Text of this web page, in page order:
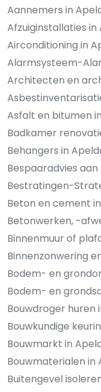
Aannemers in
Afzuiginstallaties in
Airconditioning in
Alarmsysteem-
Architecten en
Asfalt en bitumen
Badkamer
Behangers in
Bespaaradvies
Bestratingen-
Beton en cement
Betonwerken, -
Binnenmuur of
Binnenzonwering
Bodem- en
Bodem- en
Bouwdroger huren
Bouwkundige
Bouwmarkt in
Bouwmaterialen in
Buitengevel